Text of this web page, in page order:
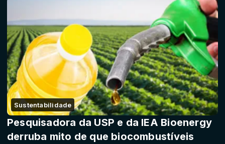
Sustentabilidade
Pesquisadora da USP e da IEA Bioenergy
derruba mito de que biocombustíveis